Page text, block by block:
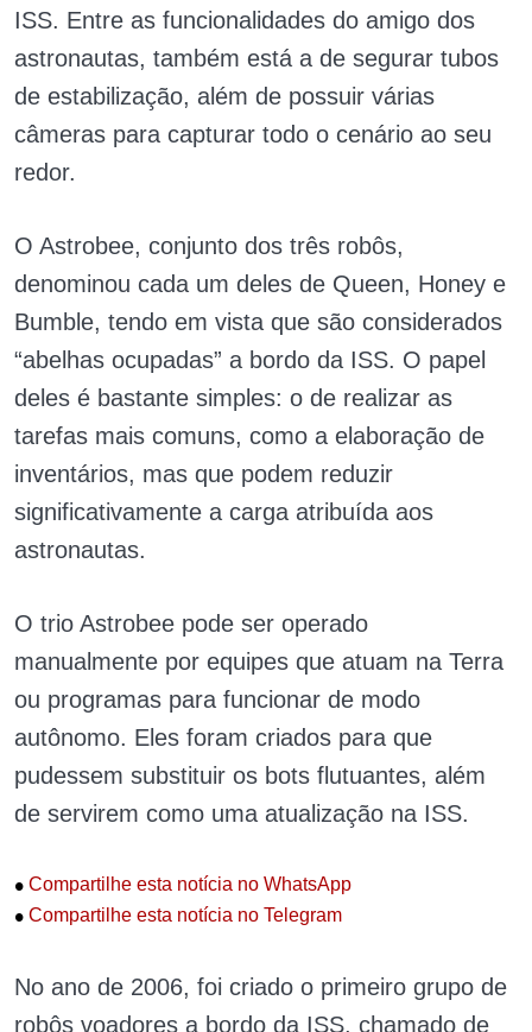
ISS. Entre as funcionalidades do amigo dos
astronautas, também está a de segurar tubos
de estabilização, além de possuir várias
câmeras para capturar todo o cenário ao seu
redor.
O Astrobee, conjunto dos três robôs,
denominou cada um deles de Queen, Honey e
Bumble, tendo em vista que são considerados
“abelhas ocupadas” a bordo da ISS. O papel
deles é bastante simples: o de realizar as
tarefas mais comuns, como a elaboração de
inventários, mas que podem reduzir
significativamente a carga atribuída aos
astronautas.
O trio Astrobee pode ser operado
manualmente por equipes que atuam na Terra
ou programas para funcionar de modo
autônomo. Eles foram criados para que
pudessem substituir os bots flutuantes, além
de servirem como uma atualização na ISS.
• Compartilhe esta notícia no WhatsApp
• Compartilhe esta notícia no Telegram
No ano de 2006, foi criado o primeiro grupo de
robôs voadores a bordo da ISS, chamado de